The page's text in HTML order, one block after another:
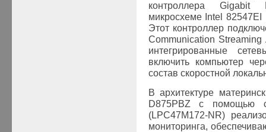
контроллера Gigabit
микросхеме Intel
Этот контроллер
Communication
интегрированные
включить компьютер
состав скоростной
В архитектуре
D875PBZ с помощью
(LPC47M172-NR)
мониторинга,